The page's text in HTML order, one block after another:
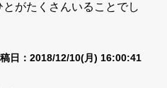
がたくさんいることでし
日：2018/12/10(月) 16:00:41